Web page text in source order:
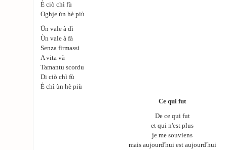
È ciò chì fù
Oghje ùn hè più
Ùn vale à dì
Ùn vale à fà
Senza firmassi
A vita và
Tamantu scordu
Di ciò chì fù
È chì ùn hè più
Ce qui fut
De ce qui fut
et qui n'est plus
je me souviens
mais aujourd'hui est aujourd'hui